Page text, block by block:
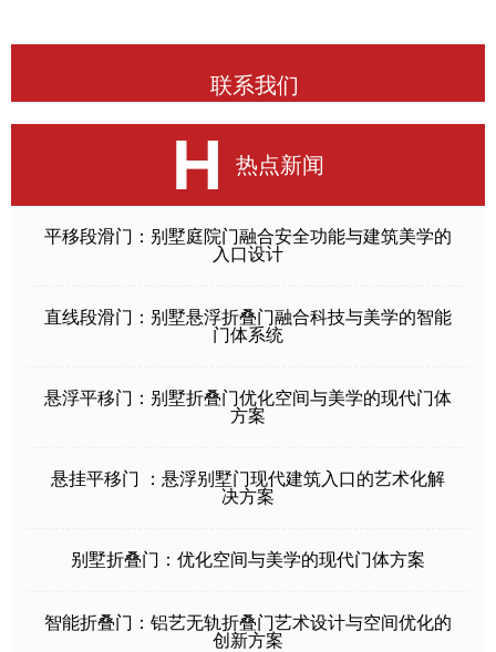
联系我们
H 热点新闻
平移段滑门：别墅庭院门融合安全功能与建筑美学的
入口设计
直线段滑门：别墅悬浮折叠门融合科技与美学的智能
门体系统
悬浮平移门：别墅折叠门优化空间与美学的现代门体
方案
悬挂平移门 ：悬浮别墅门现代建筑入口的艺术化解
决方案
别墅折叠门：优化空间与美学的现代门体方案
智能折叠门：铝艺无轨折叠门艺术设计与空间优化的
创新方案